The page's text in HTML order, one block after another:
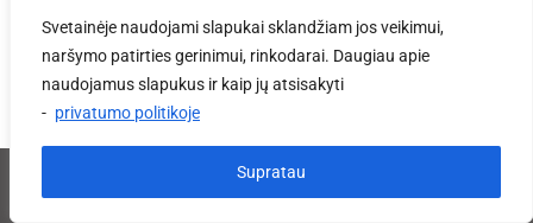
Svetainėje naudojami slapukai sklandžiam jos veikimui,
naršymo patirties gerinimui, rinkodarai. Daugiau apie
naudojamus slapukus ir kaip jų atsisakyti
- privatumo politikoje
Supratau
© 2022 Eltecha, UAB. Visos teisės saugomos.